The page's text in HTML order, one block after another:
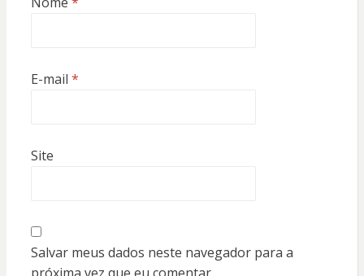
E-mail *
Site
Salvar meus dados neste navegador para a